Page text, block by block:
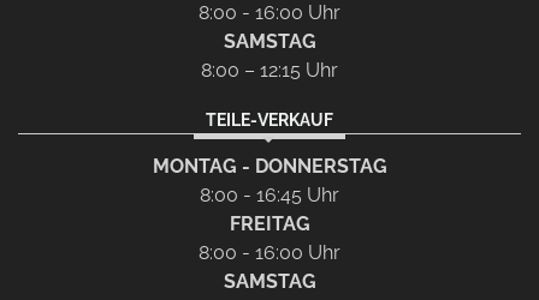
8:00 - 16:00 Uhr
SAMSTAG
8:00 – 12:15 Uhr
TEILE-VERKAUF
MONTAG - DONNERSTAG
8:00 - 16:45 Uhr
FREITAG
8:00 - 16:00 Uhr
SAMSTAG